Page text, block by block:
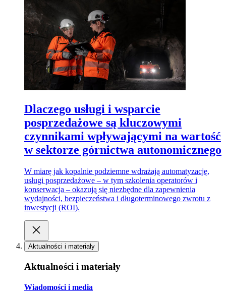
Dlaczego usługi i wsparcie
posprzedażowe są kluczowymi
czynnikami wpływającymi na wartość
w sektorze górnictwa autonomicznego
W miarę jak kopalnie podziemne wdrażają automatyzację,
usługi posprzedażowe – w tym szkolenia operatorów i
konserwacja – okazują się niezbędne dla zapewnienia
wydajności, bezpieczeństwa i długoterminowego zwrotu z
inwestycji (ROI).
Aktualności i materiały
Aktualności i materiały
Wiadomości i media